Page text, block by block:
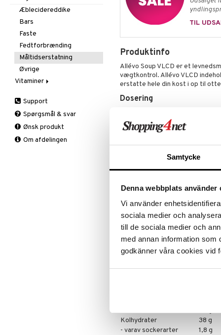
Samtycke
Denna webbplats använder
Vi använder
sociala medier och
till de sociala medier och
med annan information som
godkänner våra cookies vid
TIL
Produktinfo
Allévo Soup VLCD er et
vægtkontrol. Allévo VLCD
erstatte hele din kost i op til
Dosering
shaker och värm sedan upp.
Ingredienser
salt), maltodekstrin,
(indeholder æg), sojalecithin,
cholinbitartrat, klorid, kalium,
jod, selen, molybdæn, vitamin C,
B6, vitamin B1, vitamin A,
Potato & Leak: Sojaprotein,
hørfrø), aroma (mælk, selleri),
1%, kartoffelflager 1%, risfiber,
salt, cholinbitartat, klorid,
kobber, jod, selen, molybdæn,
Kolhydrater
38 g
- varav sockerarter
1,8 g
Spiring
Te
Deo
Kropspeeling
Olie
Specialprodukter
Solbeskyttelse
Aftersun
Brun uden sol
Læber
Solcreme
Specialprodukter
Øvrige
Sex & lyst
Skelet
Urinveje
Prostata
Sex & lyst
Æblecidereddike
Bars
Faste
Fedtforbrænding
Måltidserstatning
Øvrige
Vitaminer
Antioxidanter
B vitaminer
Børn
C vitaminer
Support
Spørgsmål & svar
Ønsk produkt
Om afdelingen